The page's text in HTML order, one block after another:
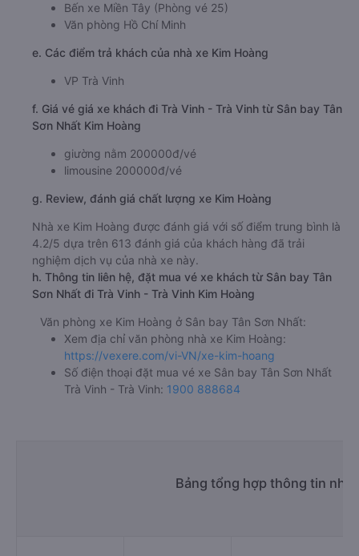
Bến xe Miền Tây (Phòng vé 25)
Văn phòng Hồ Chí Minh
e. Các điểm trả khách của nhà xe Kim Hoàng
VP Trà Vinh
f. Giá vé giá xe khách đi Trà Vinh - Trà Vinh từ Sân bay Tân
Sơn Nhất Kim Hoàng
giường nằm 200000đ/vé
limousine 200000đ/vé
g. Review, đánh giá chất lượng xe Kim Hoàng
Nhà xe Kim Hoàng được đánh giá với số điểm trung bình là
4.2/5 dựa trên 613 đánh giá của khách hàng đã trải
nghiệm dịch vụ của nhà xe này.
h. Thông tin liên hệ, đặt mua vé xe khách từ Sân bay Tân
Sơn Nhất đi Trà Vinh - Trà Vinh Kim Hoàng
Văn phòng xe Kim Hoàng ở Sân bay Tân Sơn Nhất:
Xem địa chỉ văn phòng nhà xe Kim Hoàng:
https://vexere.com/vi-VN/xe-kim-hoang
Số điện thoại đặt mua vé xe Sân bay Tân Sơn Nhất
Trà Vinh - Trà Vinh: 1900 888684
Bảng tổng hợp thông tin nhà